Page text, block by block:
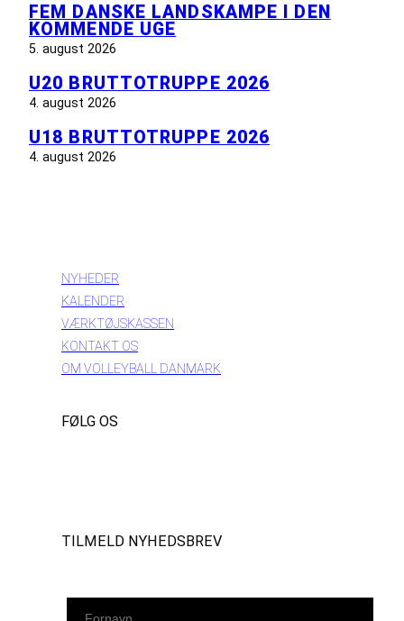
FEM DANSKE LANDSKAMPE I DEN
KOMMENDE UGE
5. august 2026
U20 BRUTTOTRUPPE 2026
4. august 2026
U18 BRUTTOTRUPPE 2026
4. august 2026
NYHEDER
KALENDER
VÆRKTØJSKASSEN
KONTAKT OS
OM VOLLEYBALL DANMARK
FØLG OS
TILMELD NYHEDSBREV